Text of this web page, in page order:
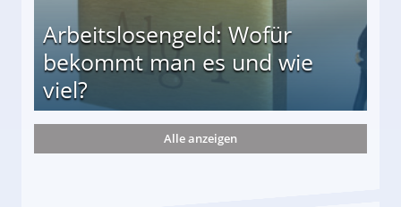
Arbeitslosengeld: Wofür
bekommt man es und wie
viel?
und wie viel?
Alle anzeigen